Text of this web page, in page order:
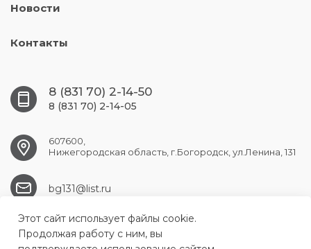
Новости
Контакты
8 (831 70) 2-14-50
8 (831 70) 2-14-05
607600,
Нижегородская область, г.Богородск, ул.Ленина, 131
bg131@list.ru
Новости города и округа 16+ ЭЛ № ФС 77 - 88047 06.08.2024
Этот сайт использует файлы cookie.
Продолжая работу с ним, вы